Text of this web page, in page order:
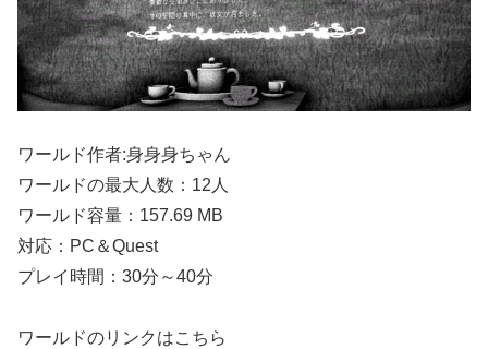
ワールド作者:身身身ちゃん
ワールドの最大人数：12人
ワールド容量：157.69 MB
対応：PC＆Quest
プレイ時間：30分～40分
ワールドのリンクはこちら